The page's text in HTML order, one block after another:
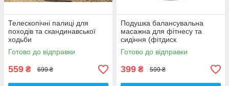
Телескопічні палиці для
походів та скандинавської
ходьби
Готово до відправки
559 ₴ 699 ₴
Подушка балансувальна
масажна для фітнесу та
сидіння (фітдиск
напівсфера), сірий
(58600001)
Готово до відправки
399 ₴ 599 ₴